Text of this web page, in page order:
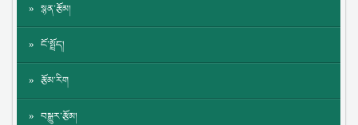
སྙན་རྩོམ།
ངོ་སྤྲོད།
རྩོམ་རིག
བསྒྱུར་རྩོམ།